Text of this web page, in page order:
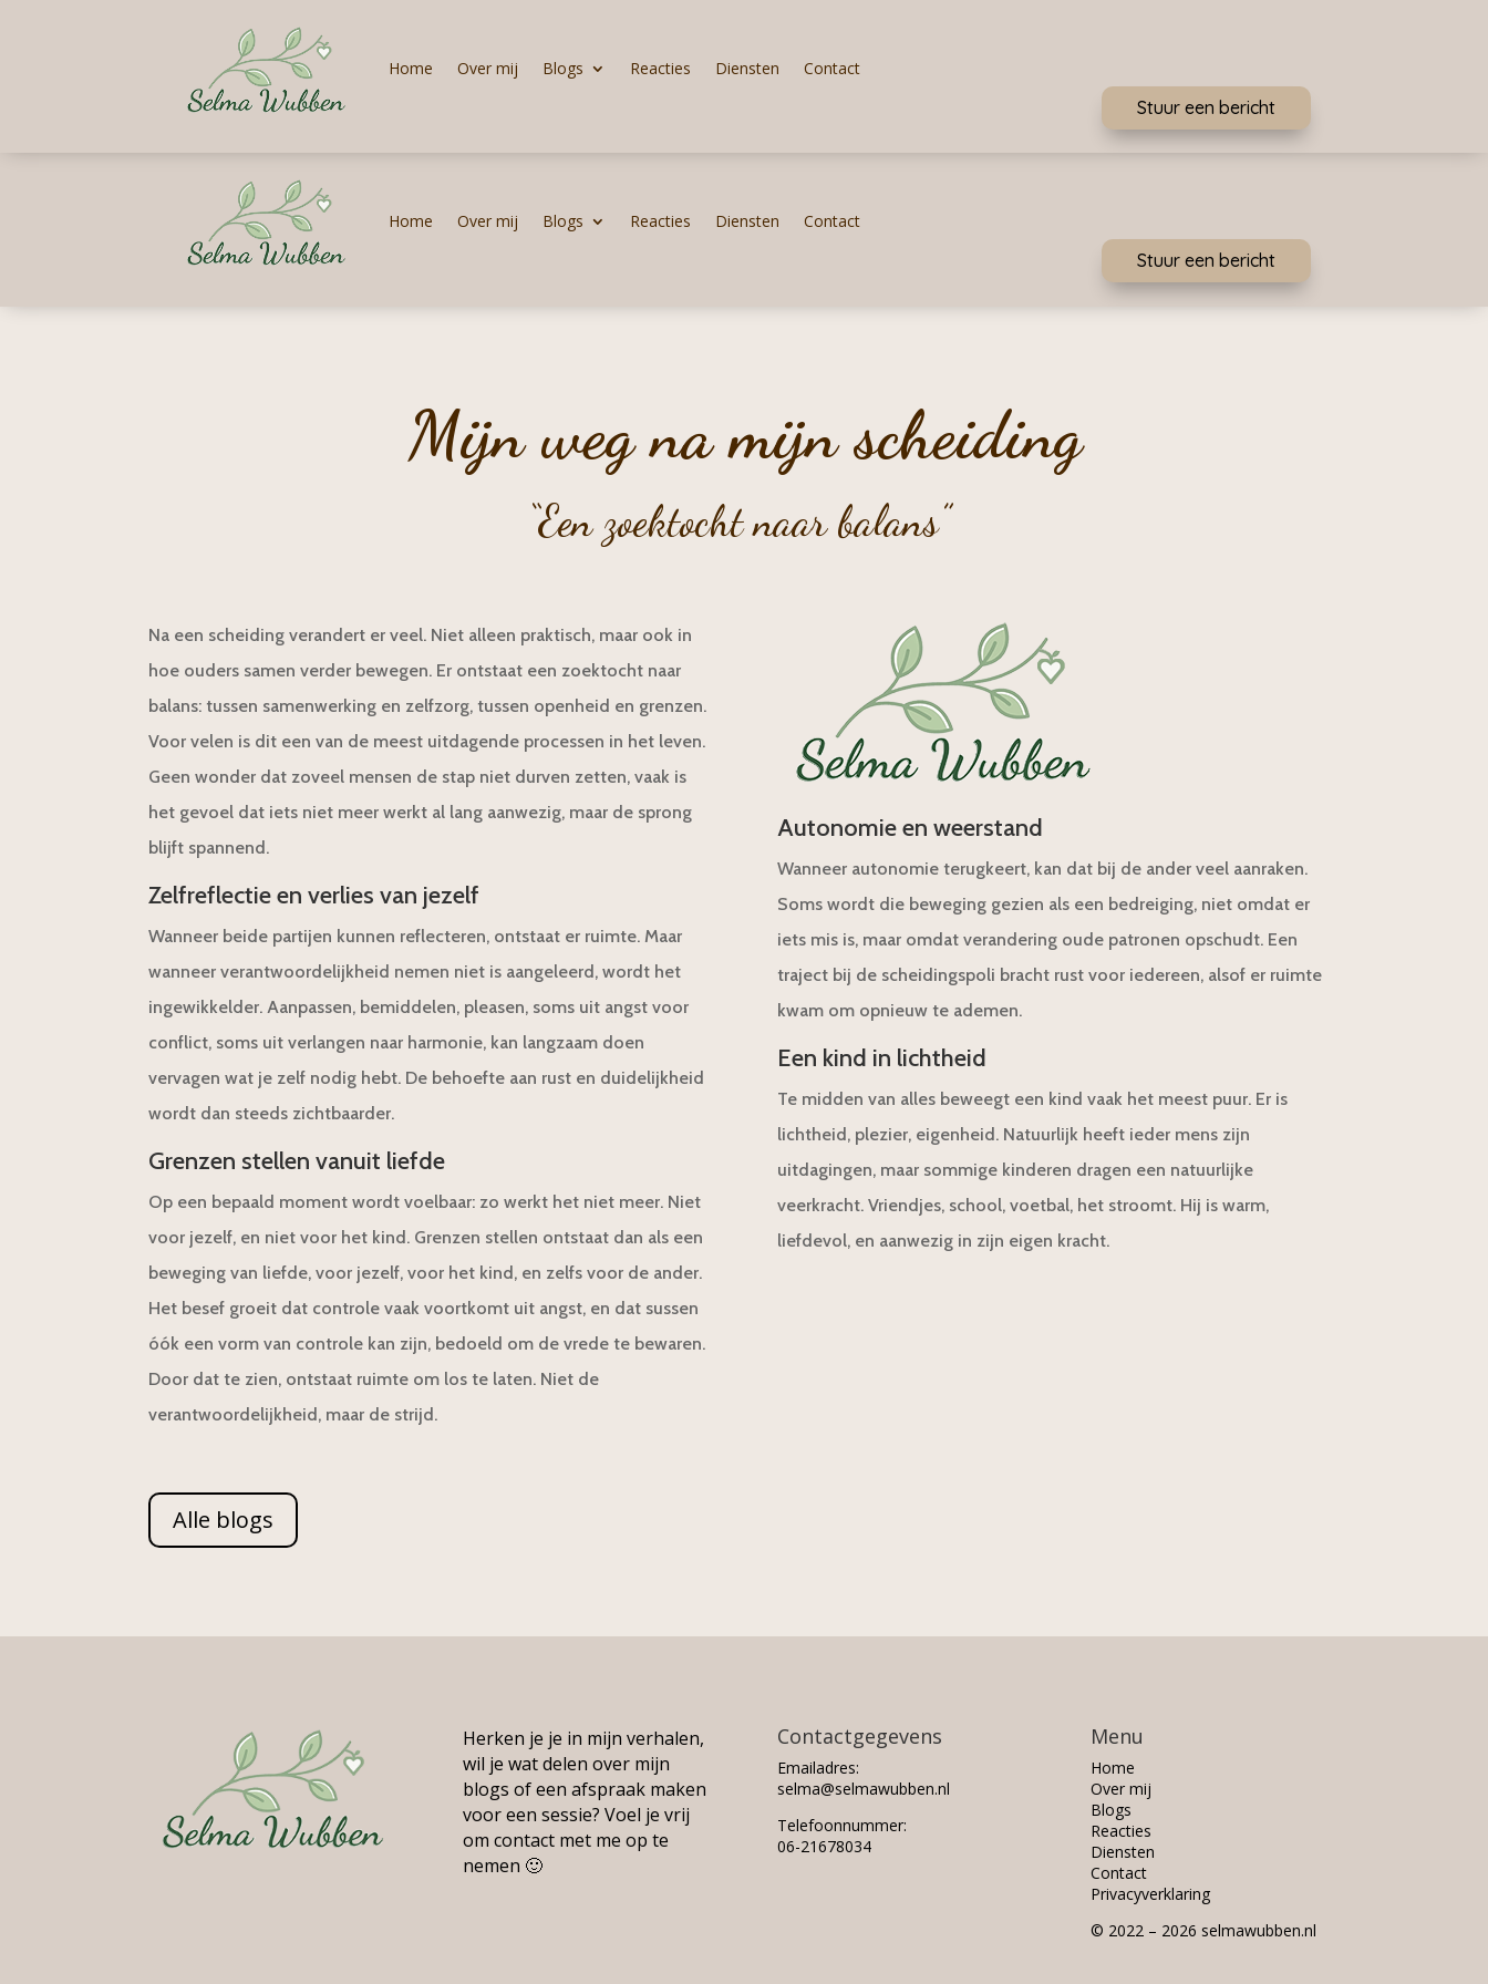
Home Over mij Blogs Reacties Diensten Contact
Stuur een bericht
Home Over mij Blogs Reacties Diensten Contact
Stuur een bericht
Mijn weg na mijn scheiding
“Een zoektocht naar balans”
Na een scheiding verandert er veel. Niet alleen praktisch, maar ook in
hoe ouders samen verder bewegen. Er ontstaat een zoektocht naar
balans: tussen samenwerking en zelfzorg, tussen openheid en grenzen.
Voor velen is dit een van de meest uitdagende processen in het leven.
Geen wonder dat zoveel mensen de stap niet durven zetten, vaak is
het gevoel dat iets niet meer werkt al lang aanwezig, maar de sprong
blijft spannend.
Zelfreflectie en verlies van jezelf
Wanneer beide partijen kunnen reflecteren, ontstaat er ruimte. Maar
wanneer verantwoordelijkheid nemen niet is aangeleerd, wordt het
ingewikkelder. Aanpassen, bemiddelen, pleasen, soms uit angst voor
conflict, soms uit verlangen naar harmonie, kan langzaam doen
vervagen wat je zelf nodig hebt. De behoefte aan rust en duidelijkheid
wordt dan steeds zichtbaarder.
Grenzen stellen vanuit liefde
Op een bepaald moment wordt voelbaar: zo werkt het niet meer. Niet
voor jezelf, en niet voor het kind. Grenzen stellen ontstaat dan als een
beweging van liefde, voor jezelf, voor het kind, en zelfs voor de ander.
Het besef groeit dat controle vaak voortkomt uit angst, en dat sussen
óók een vorm van controle kan zijn, bedoeld om de vrede te bewaren.
Door dat te zien, ontstaat ruimte om los te laten. Niet de
verantwoordelijkheid, maar de strijd.
Autonomie en weerstand
Wanneer autonomie terugkeert, kan dat bij de ander veel aanraken.
Soms wordt die beweging gezien als een bedreiging, niet omdat er
iets mis is, maar omdat verandering oude patronen opschudt. Een
traject bij de scheidingspoli bracht rust voor iedereen, alsof er ruimte
kwam om opnieuw te ademen.
Een kind in lichtheid
Te midden van alles beweegt een kind vaak het meest puur. Er is
lichtheid, plezier, eigenheid. Natuurlijk heeft ieder mens zijn
uitdagingen, maar sommige kinderen dragen een natuurlijke
veerkracht. Vriendjes, school, voetbal, het stroomt. Hij is warm,
liefdevol, en aanwezig in zijn eigen kracht.
Alle blogs
Herken je je in mijn verhalen,
wil je wat delen over mijn
blogs of een afspraak maken
voor een sessie? Voel je vrij
om contact met me op te
nemen 🙂
Contactgegevens
Emailadres:
selma@selmawubben.nl
Telefoonnummer:
06-21678034
Menu
Home
Over mij
Blogs
Reacties
Diensten
Contact
Privacyverklaring
© 2022 – 2026 selmawubben.nl